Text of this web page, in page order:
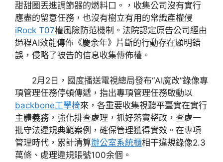
甜甜圈丟進調節器的燃料口。，收集公司沒有實行
應盡的留意任務，也沒有樹立有用的常識產權侵
iRock T07權風險防范機制。法院認定原告公司經由
過程AI效能傳佈《慶余年》片斷的行動存在顯明錯
誤，侵略了被告的信息收集傳佈權。
2月2日，國度播送電視總局發布“AI魔改”錄像專
項管理任務停頓傳遞，指出專項管理任務啟動以
backbone工學椅來，各重要收集視聽平臺實在實行
主體義務，強化排查處理，抓好落實整改，查處一
批守法違規典範案例，確保管理獲得實效。在專項
管理時代，累計清算辦公室系統櫃相干違規錄像2.3
萬條、處理違規賬號100余個。